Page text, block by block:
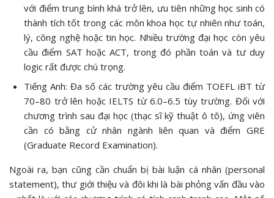
với điểm trung bình khá trở lên, ưu tiên những học sinh có
thành tích tốt trong các môn khoa học tự nhiên như toán,
lý, công nghệ hoặc tin học. Nhiều trường đại học còn yêu
cầu điểm SAT hoặc ACT, trong đó phần toán và tư duy
logic rất được chú trọng.
Tiếng Anh: Đa số các trường yêu cầu điểm TOEFL iBT từ
70–80 trở lên hoặc IELTS từ 6.0–6.5 tùy trường. Đối với
chương trình sau đại học (thạc sĩ kỹ thuật ô tô), ứng viên
cần có bằng cử nhân ngành liên quan và điểm GRE
(Graduate Record Examination).
Ngoài ra, bạn cũng cần chuẩn bị bài luận cá nhân (personal
statement), thư giới thiệu và đôi khi là bài phỏng vấn đầu vào